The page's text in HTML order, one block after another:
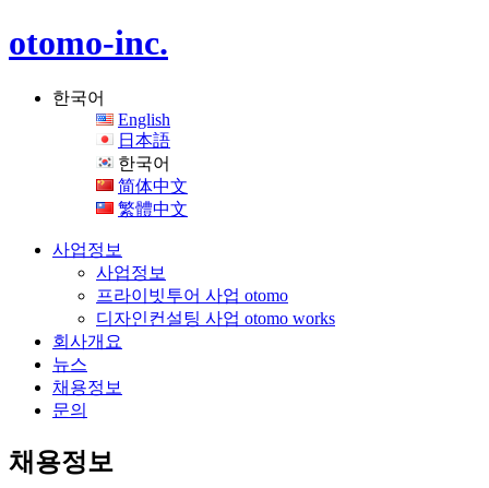
otomo-inc.
한국어
English
日本語
한국어
简体中文
繁體中文
사업정보
사업정보
프라이빗투어 사업 otomo
디자인컨설팅 사업 otomo works
회사개요
뉴스
채용정보
문의
채용정보